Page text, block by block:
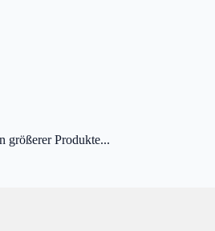
größerer Produkte...